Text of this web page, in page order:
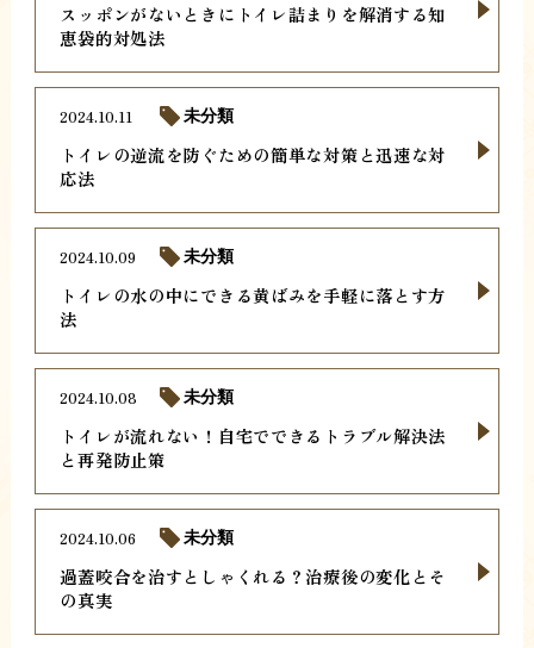
スッポンがないときにトイレ詰まりを解消する知
恵袋的対処法
トイレの逆流を防ぐための簡単な対策と迅速な対
応法
2024.10.11 未分類
トイレの水の中にできる黄ばみを手軽に落とす方
法
2024.10.09 未分類
トイレが流れない！自宅でできるトラブル解決法
と再発防止策
2024.10.08 未分類
過蓋咬合を治すとしゃくれる？治療後の変化とそ
の真実
2024.10.06 未分類